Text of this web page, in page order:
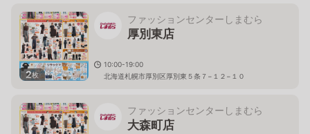
2枚
ファッションセンターしまむら
厚別東店
10:00-19:00
北海道札幌市厚別区厚別東５条７−１２−１０
ファッションセンターしまむら
大森町店